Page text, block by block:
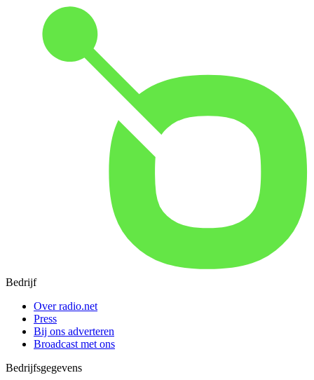
Bedrijf
Over radio.net
Press
Bij ons adverteren
Broadcast met ons
Bedrijfsgegevens